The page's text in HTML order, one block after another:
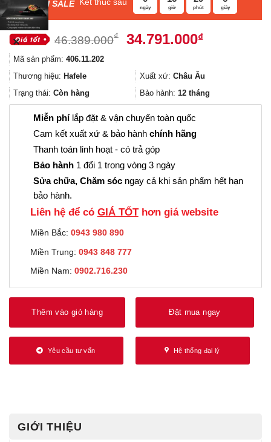
F ASH SALE Kết thúc sau
ngày giờ phút giây
46.389.000₫
Giá
46.389.000₫.
34.791.000₫Giá
là:
Mã sản phẩm: 406.11.202
Thương hiệu: Hafele Xuất xứ: Châu Âu
Trạng thái: Còn hàng Bảo hành: 12 tháng
Miễn phílắp đặt & vận chuyển toàn quốc
Cam kết xuất xứ & bảo hành chính hãng
Thanh toán linh hoạt - có trả góp
Bảo hành 1 đổi 1 trong vòng 3 ngày
Sửa chữa, Chăm sóc ngay cả khi sản phẩm hết hạn
bảo hành.
Liên hệ để có GIÁ TỐThơn giá website
Miền Bắc: 0943 980 890
Miền Trung: 0943 848 777
Miền Nam: 0902.716.230
Thêm vào giỏ hàng Đặt mua ngay
Yêu cầu tư vấn Hệ thống đại lý
GIỚI THIỆU
✕